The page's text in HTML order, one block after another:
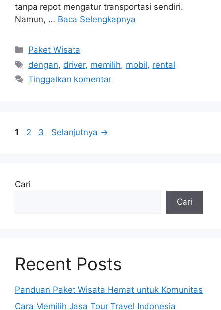
tanpa repot mengatur transportasi sendiri.
Namun, … Baca Selengkapnya
Kategori
Paket Wisata
Tag
dengan, driver, memilih, mobil, rental
Tinggalkan komentar
Halaman
1 Halaman
2 Halaman
3 Selanjutnya →
Cari
Cari
Recent Posts
Panduan Paket Wisata Hemat untuk Komunitas
Cara Memilih Jasa Tour Travel Indonesia